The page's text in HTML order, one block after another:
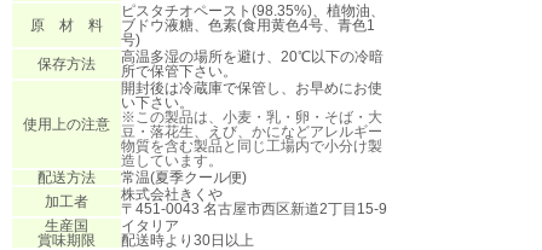
原 材 料
ピスタチオペースト(98.35%)、植物油、
ブドウ液糖、色素(食用黄色4号、青色1
号)
保存方法
高温多湿の場所を避け、20℃以下の冷暗
所で保管下さい。
使用上の注意
開封後は冷蔵庫で保管し、お早めにお使
い下さい。
※この製品は、小麦・乳・卵・そば・大
豆・落花生、えび、かになどアレルギー
物質を含む製品と同じ工場内で小分け製
造しています。
配送方法
常温(夏季クール便)
加工者
株式会社きくや
〒451-0043 名古屋市西区新道2丁目15-9
生産国
イタリア
賞味期限
配送時より30日以上